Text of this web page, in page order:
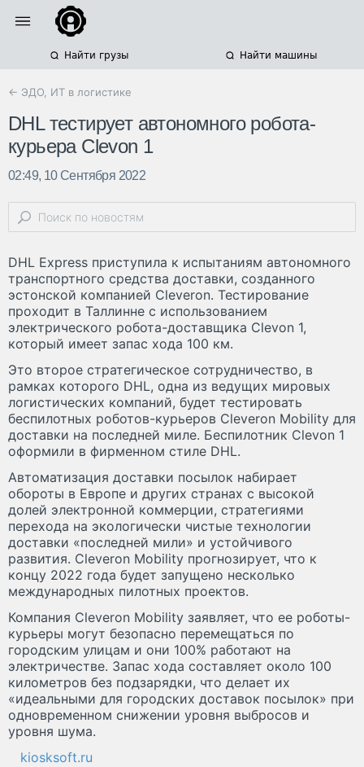
Найти грузы Найти машины
← ЭДО, ИТ в логистике
DHL тестирует автономного робота-
курьера Clevon 1
02:49, 10 Сентября 2022
DHL Express приступила к испытаниям автономного
транспортного средства доставки, созданного
эстонской компанией Cleveron. Тестирование
проходит в Таллинне с использованием
электрического робота-доставщика Clevon 1,
который имеет запас хода 100 км.
Это второе стратегическое сотрудничество, в
рамках которого DHL, одна из ведущих мировых
логистических компаний, будет тестировать
беспилотных роботов-курьеров Cleveron Mobility для
доставки на последней миле. Беспилотник Clevon 1
оформили в фирменном стиле DHL.
Автоматизация доставки посылок набирает
обороты в Европе и других странах с высокой
долей электронной коммерции, стратегиями
перехода на экологически чистые технологии
доставки «последней мили» и устойчивого
развития. Cleveron Mobility прогнозирует, что к
концу 2022 года будет запущено несколько
международных пилотных проектов.
Компания Cleveron Mobility заявляет, что ее роботы-
курьеры могут безопасно перемещаться по
городским улицам и они 100% работают на
электричестве. Запас хода составляет около 100
километров без подзарядки, что делает их
«идеальными для городских доставок посылок» при
одновременном снижении уровня выбросов и
уровня шума.
kiosksoft.ru